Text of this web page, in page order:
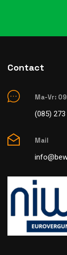
Contact
Ma-Vr:
(085) 273
Mail